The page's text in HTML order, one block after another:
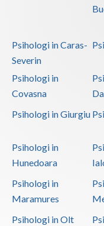
Psihologi in Caras-
Severin
Psihologi in
Covasna
Psihologi in Giurgiu
Psihologi in
Hunedoara
Psihologi in
Maramures
Psihologi in Olt